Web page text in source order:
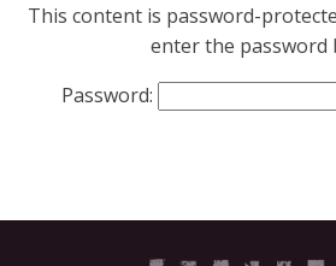
This content is password-
enter the password
Password: